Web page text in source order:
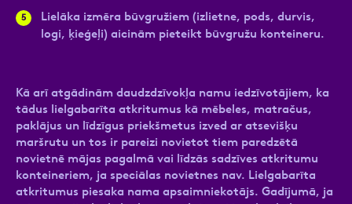
Lielāka izmēra būvgružiem (izlietne, pods, durvis,
logi, ķieģeļi) aicinām pieteikt būvgružu konteineru.
Kā arī atgādinām daudzdzīvokļa namu iedzīvotājiem, ka
tādus lielgabarīta atkritumus kā mēbeles, matračus,
paklājus un līdzīgus priekšmetus izved ar atsevišķu
maršrutu un tos ir pareizi novietot tiem paredzētā
novietnē mājas pagalmā vai līdzās sadzīves atkritumu
konteineriem, ja speciālas novietnes nav. Lielgabarīta
atkritumus piesaka nama apsaimniekotājs. Gadījumā, ja